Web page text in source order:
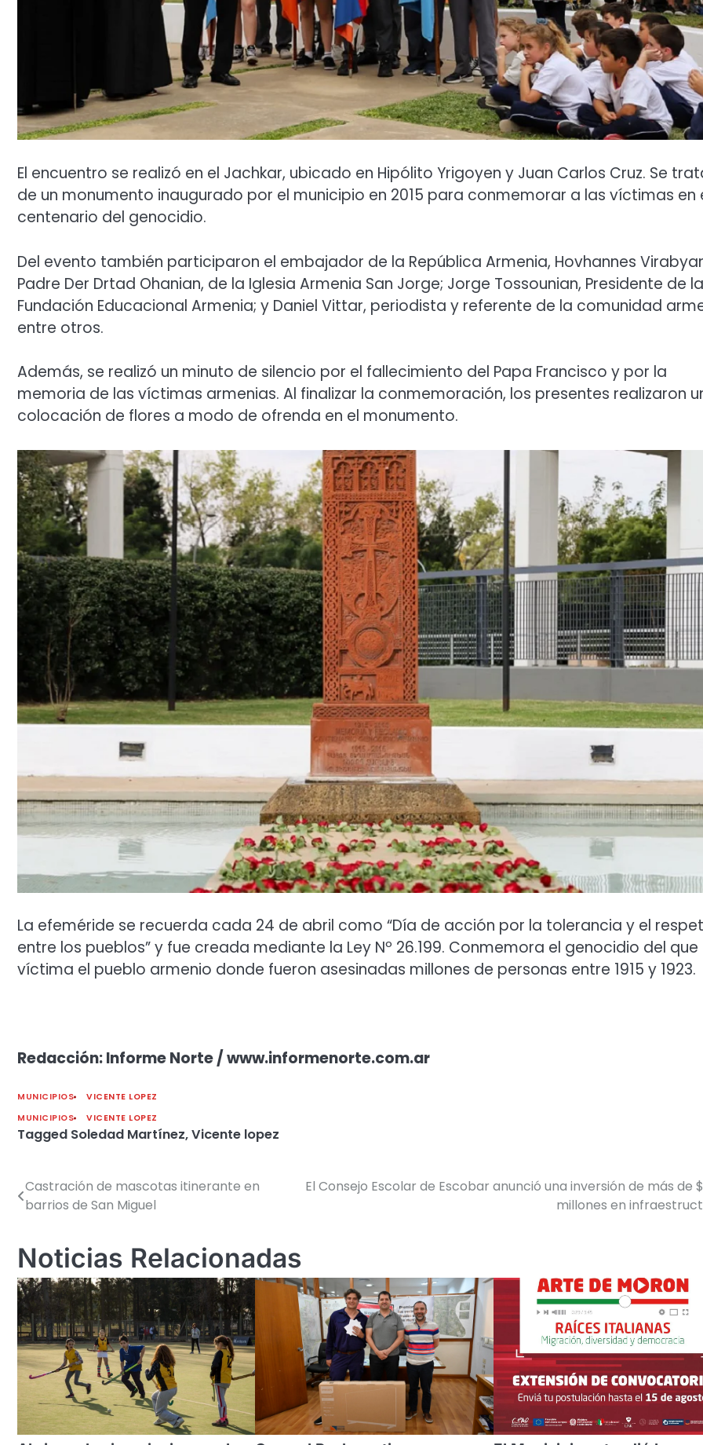
El encuentro se realizó en el Jachkar, ubicado en Hipólito Yrigoyen y Juan Carlos Cruz. Se
de un monumento inaugurado por el municipio en 2015 para conmemorar a las víctimas en
centenario del genocidio.
Del evento también participaron el embajador de la República Armenia, Hovhannes
Padre Der Drtad Ohanian, de la Iglesia Armenia San Jorge; Jorge Tossounian, Presidente de la
Fundación Educacional Armenia; y Daniel Vittar, periodista y referente de la comunidad
entre otros.
Además, se realizó un minuto de silencio por el fallecimiento del Papa Francisco y por la
memoria de las víctimas armenias. Al finalizar la conmemoración, los presentes realizaron
colocación de flores a modo de ofrenda en el monumento.
La efeméride se recuerda cada 24 de abril como “Día de acción por la tolerancia y el
entre los pueblos” y fue creada mediante la Ley Nº 26.199. Conmemora el genocidio del que
víctima el pueblo armenio donde fueron asesinadas millones de personas entre 1915 y 1923.
Redacción: Informe Norte / www.informenorte.com.ar
MUNICIPIOS
VICENTE LOPEZ
MUNICIPIOS
VICENTE LOPEZ
Tagged Soledad Martínez,Vicente lopez
Navegación
entradas
Castración de mascotas itinerante en
barrios de San Miguel
El Consejo Escolar de Escobar anunció una inversión de más de
millones en
Noticias Relacionadas